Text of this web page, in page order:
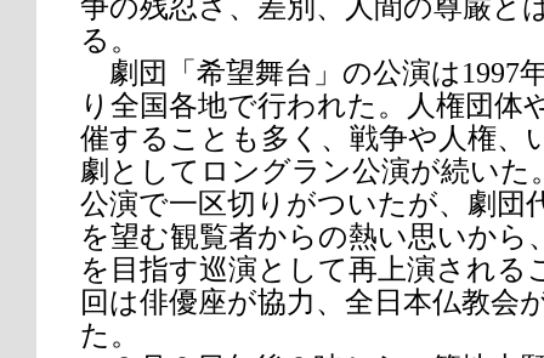
争の残忍さ、差別、人間の尊厳と
る。
劇団「希望舞台」の公演は1997
り全国各地で行われた。人権団体
催することも多く、戦争や人権、
劇としてロングラン公演が続いた
公演で一区切りがついたが、劇団
を望む観覧者からの熱い思いから
を目指す巡演として再上演される
回は俳優座が協力、全日本仏教会
た。